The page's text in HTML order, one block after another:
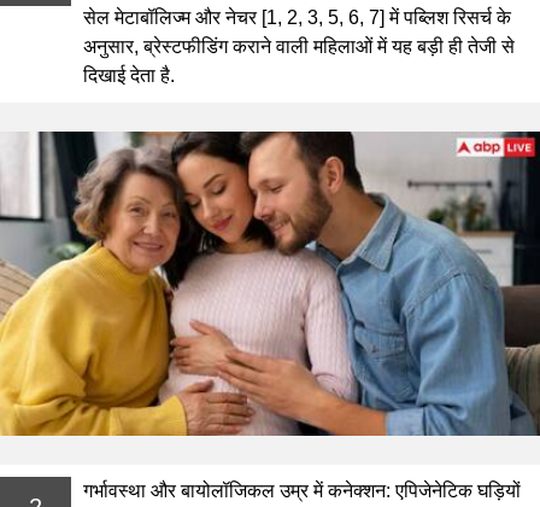
सेल मेटाबॉलिज्म और नेचर [1, 2, 3, 5, 6, 7] में पब्लिश रिसर्च के
अनुसार, ब्रेस्टफीडिंग कराने वाली महिलाओं में यह बड़ी ही तेजी से
दिखाई देता है.
गर्भावस्था और बायोलॉजिकल उम्र में कनेक्शन: एपिजेनेटिक घड़ियों